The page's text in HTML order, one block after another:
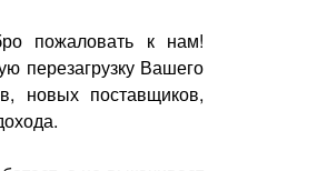
пожаловать к нам!
перезагрузку Вашего
новых поставщиков,